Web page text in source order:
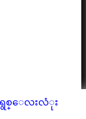
ရွစ္ေလးလံုး